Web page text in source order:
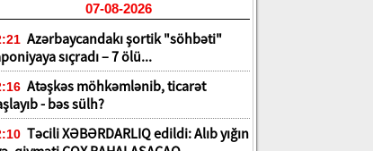
07-08-2026
Azərbaycandakı şortik "söhbəti"
sıçradı – 7 ölü...
Atəşkəs möhkəmlənib, ticarət
- bəs sülh?
Təcili XƏBƏRDARLIQ edildi: Alıb yığın